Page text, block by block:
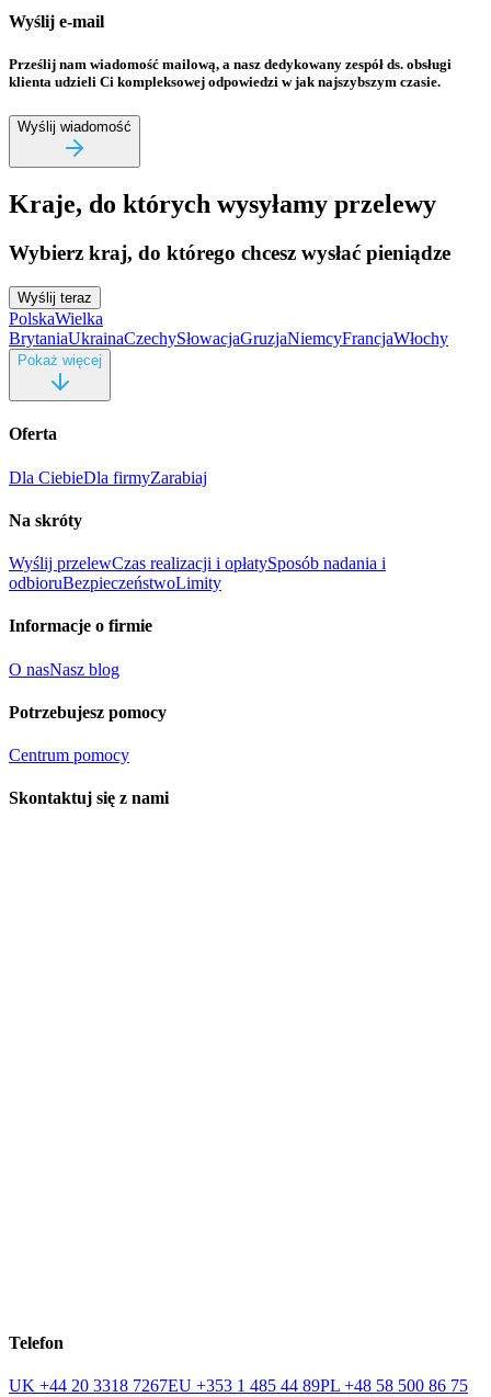
Wyślij e-mail
Prześlij nam wiadomość mailową, a nasz dedykowany zespół ds. obsługi
klienta udzieli Ci kompleksowej odpowiedzi w jak najszybszym czasie.
Wyślij wiadomość
Kraje, do których wysyłamy przelewy
Wybierz kraj, do którego chcesz wysłać pieniądze
Wyślij teraz
PolskaWielka
BrytaniaUkrainaCzechySłowacjaGruzjaNiemcyFrancjaWłochy
Pokaż więcej
Oferta
Dla CiebieDla firmyZarabiaj
Na skróty
Wyślij przelewCzas realizacji i opłatySposób nadania i
odbioruBezpieczeństwoLimity
Informacje o firmie
O nasNasz blog
Potrzebujesz pomocy
Centrum pomocy
Skontaktuj się z nami
Telefon
UK +44 20 3318 7267EU +353 1 485 44 89PL +48 58 500 86 75